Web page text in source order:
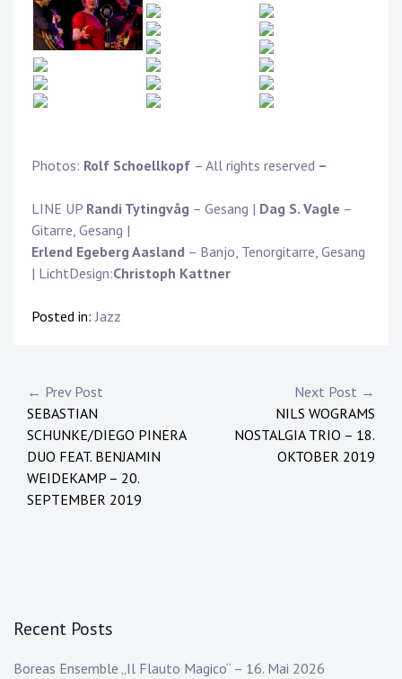
Photos: Rolf Schoellkopf – All rights reserved –
LINE UP Randi Tytingvåg – Gesang | Dag S. Vagle –
Gitarre, Gesang |
Erlend Egeberg Aasland – Banjo, Tenorgitarre, Gesang
| LichtDesign:Christoph Kattner
Posted in:Jazz
Post
navigation
← Prev Post
SEBASTIAN
SCHUNKE/DIEGO PINERA
DUO FEAT. BENJAMIN
WEIDEKAMP – 20.
SEPTEMBER 2019
Next Post →
NILS WOGRAMS
NOSTALGIA TRIO – 18.
OKTOBER 2019
Recent Posts
Boreas Ensemble „Il Flauto Magico“ – 16. Mai 2026